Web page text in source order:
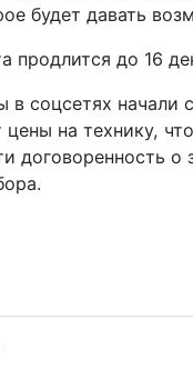
будет давать
продлится до 16
соцсетях начали
на технику,
договоренность о